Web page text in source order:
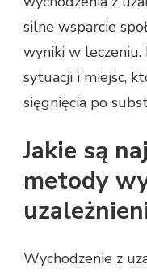
silne wsparcie
wyniki w leczeniu.
sytuacji i miejsc,
sięgnięcia po
Jakie są
metody
Wychodzenie z